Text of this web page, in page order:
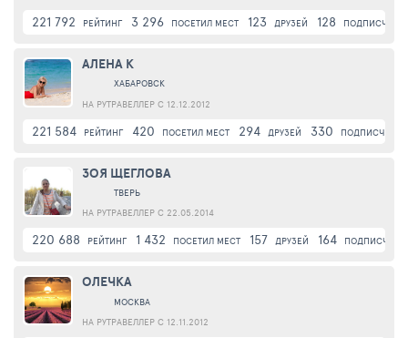
221 792 РЕЙТИНГ 3 296 ПОСЕТИЛ МЕСТ 123 ДРУЗЕЙ 128 ПОДПИСЧИКИ
АЛЕНА К
ХАБАРОВСК
НА РУТРАВЕЛЛЕР С 12.12.2012
221 584 РЕЙТИНГ 420 ПОСЕТИЛ МЕСТ 294 ДРУЗЕЙ 330 ПОДПИСЧИКИ
ЗОЯ ЩЕГЛОВА
ТВЕРЬ
НА РУТРАВЕЛЛЕР С 22.05.2014
220 688 РЕЙТИНГ 1 432 ПОСЕТИЛ МЕСТ 157 ДРУЗЕЙ 164 ПОДПИСЧИКИ
ОЛЕЧКА
МОСКВА
НА РУТРАВЕЛЛЕР С 12.11.2012